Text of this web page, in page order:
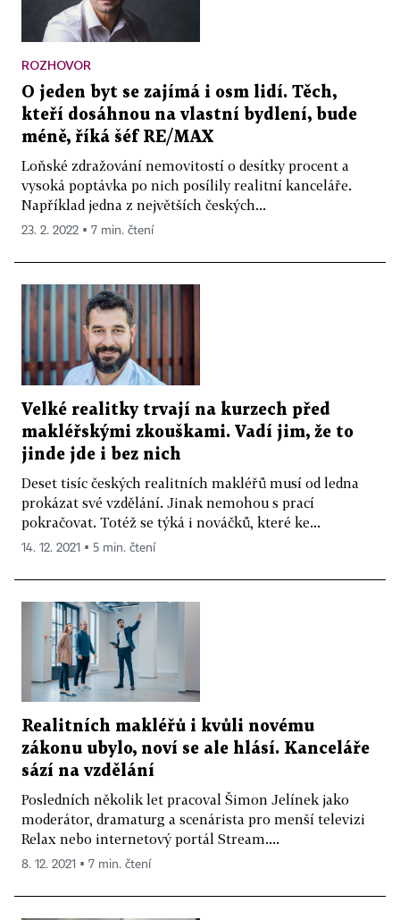
ROZHOVOR
O jeden byt se zajímá i osm lidí. Těch,
kteří dosáhnou na vlastní bydlení, bude
méně, říká šéf RE/MAX
Loňské zdražování nemovitostí o desítky procent a
vysoká poptávka po nich posílily realitní kanceláře.
Například jedna z největších českých...
23. 2. 2022 ▪ 7 min. čtení
Velké realitky trvají na kurzech před
makléřskými zkouškami. Vadí jim, že to
jinde jde i bez nich
Deset tisíc českých realitních makléřů musí od ledna
prokázat své vzdělání. Jinak nemohou s prací
pokračovat. Totéž se týká i nováčků, které ke...
14. 12. 2021 ▪ 5 min. čtení
Realitních makléřů i kvůli novému
zákonu ubylo, noví se ale hlásí. Kanceláře
sází na vzdělání
Posledních několik let pracoval Šimon Jelínek jako
moderátor, dramaturg a scenárista pro menší televizi
Relax nebo internetový portál Stream....
8. 12. 2021 ▪ 7 min. čtení